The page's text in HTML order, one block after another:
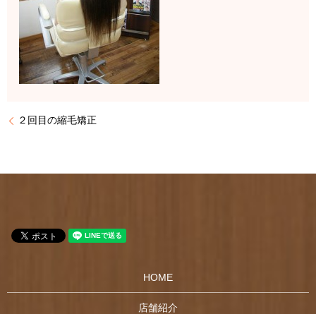
２回目の縮毛矯正
HOME
店舗紹介